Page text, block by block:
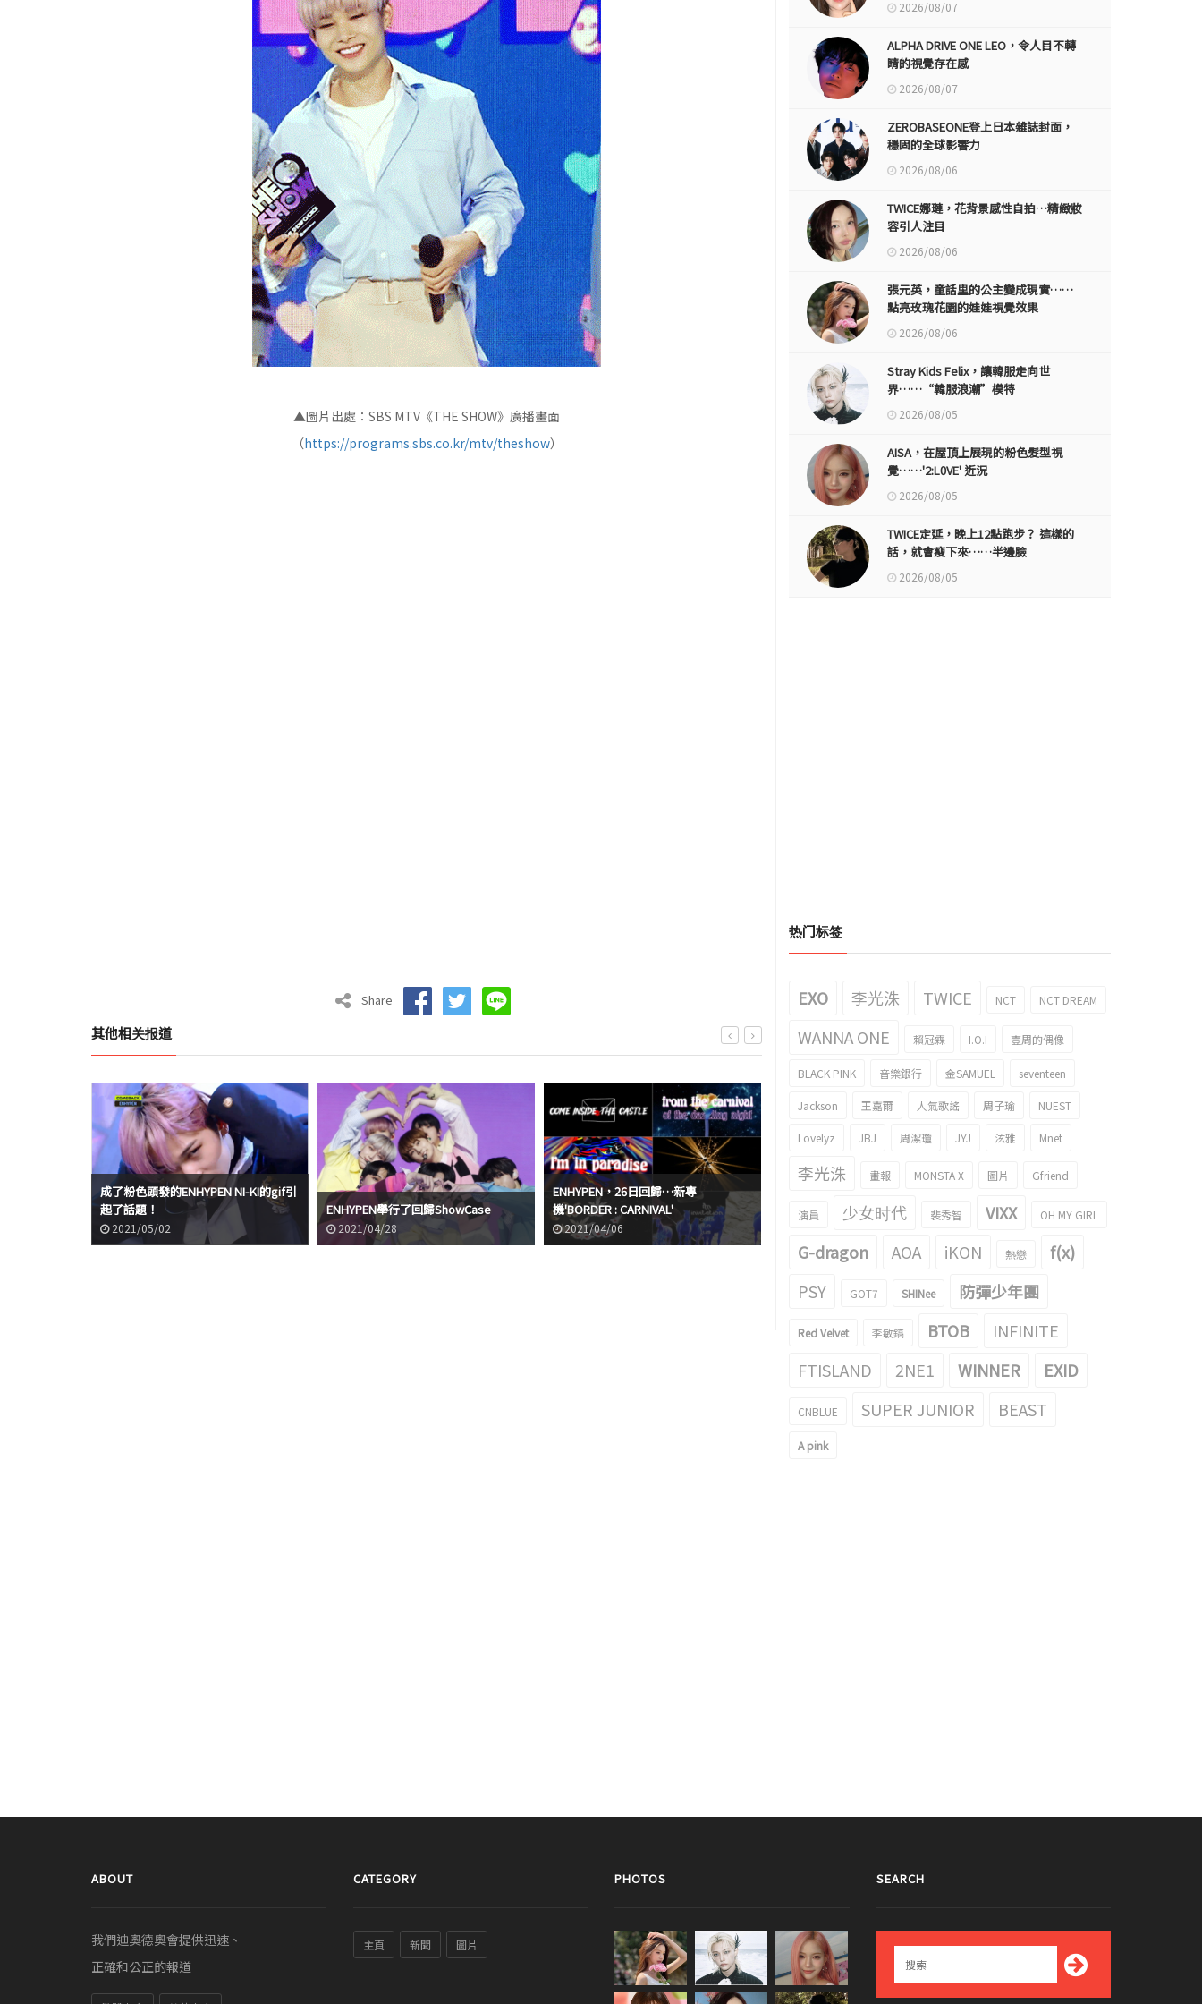
▲圖片出處：SBS MTV《THE SHOW》廣播畫面
（https://programs.sbs.co.kr/mtv/theshow）
Share
其他相关报道
成了粉色頭發的ENHYPEN NI-KI的gif引
起了話題！
2021/05/02
ENHYPEN舉行了回歸ShowCase
2021/04/28
ENHYPEN，26日回歸…新專
機'BORDER : CARNIVAL'
2021/04/06
了‘我和我們相信的’視頻
起了話題！
2026/08/07
ALPHA DRIVE ONE LEO，令人目不轉
睛的視覺存在感
2026/08/07
ZEROBASEONE登上日本雜誌封面，
穩固的全球影響力
2026/08/06
TWICE娜璉，花背景感性自拍…精緻妝
容引人注目
2026/08/06
張元英，童話里的公主變成現實……
點亮玫瑰花園的娃娃視覺效果
2026/08/06
Stray Kids Felix，讓韓服走向世
界……“韓服浪潮”模特
2026/08/05
AISA，在屋頂上展現的粉色髮型視
覺……'2:L0VE' 近況
2026/08/05
TWICE定延，晚上12點跑步？ 這樣的
話，就會瘦下來……半邊臉
2026/08/05
热门标签
EXO 李光洙 TWICE NCT NCT DREAM
WANNA ONE 賴冠霖 I.O.I 壹周的偶像
BLACK PINK 音樂銀行 金SAMUEL seventeen
Jackson 王嘉爾 人氣歌謠 周子瑜 NUEST
Lovelyz JBJ 周潔瓊 JYJ 泫雅 Mnet
李光洙 畫報 MONSTA X 圖片 Gfriend
演員 少女时代 裴秀智 VIXX OH MY GIRL
G-dragon AOA iKON 熱戀
f(x)
PSY
GOT7 SHINee 防彈少年團
Red Velvet 李敏鎬 BTOB
INFINITE
FTISLAND
2NE1 WINNER EXID
CNBLUE SUPER JUNIOR BEAST
A pink
ABOUT
我們迪奧德奧會提供迅速、
正確和公正的報道
CATEGORY
主頁 新聞 圖片
PHOTOS SEARCH